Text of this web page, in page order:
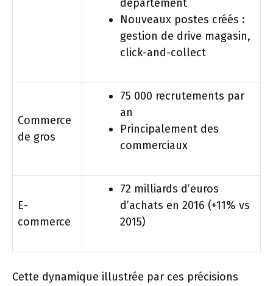
département
Nouveaux postes créés :
gestion de drive magasin,
click-and-collect
Commerce
de gros
75 000 recrutements par
an
Principalement des
commerciaux
E-
commerce
72 milliards d’euros
d’achats en 2016 (+11% vs
2015)
Cette dynamique illustrée par ces précisions